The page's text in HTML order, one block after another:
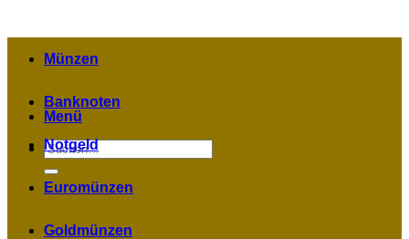
Menü
Suchen
nach:
Münzen
Banknoten
Notgeld
Euromünzen
Goldmünzen